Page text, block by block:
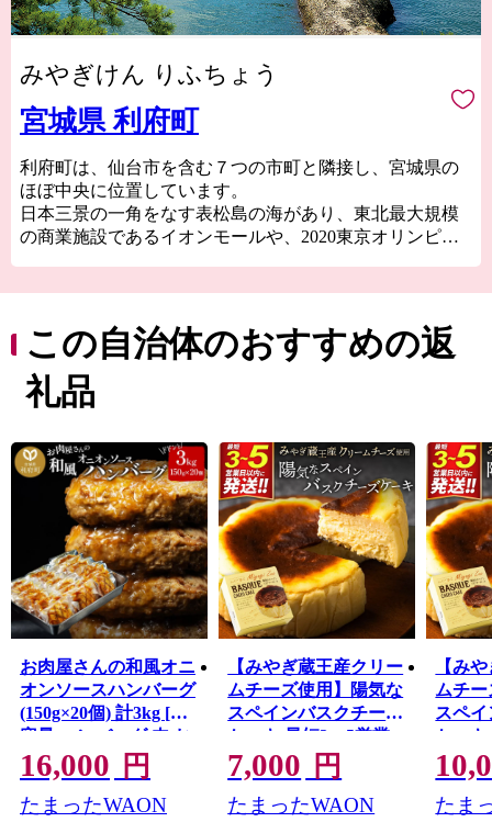
みやぎけん りふちょう
宮城県 利府町
利府町は、仙台市を含む７つの市町と隣接し、宮城県の
ほぼ中央に位置しています。
日本三景の一角をなす表松島の海があり、東北最大規模
の商業施設であるイオンモールや、2020東京オリンピッ
ジアムとなる楽天イーグルス利府球場（中央公園野球
場）などがあり、自然・文化・産業が調和した町です。
この自治体のおすすめの返
礼品
お肉屋さんの和風オニ
オンソースハンバーグ
(150g×20個) 計3kg [大
容量 ハンバーグ 肉 お
かず 惣菜 個包装 簡単
湯せん 洋食 湯煎 個別
包装 小分 お弁当 便利
16,000 円
たまったWAON
【みやぎ蔵王産クリー
ムチーズ使用】陽気な
スペインバスクチーズ
ケーキ 最短3〜5営業
日以内発送 [パティシ
エ ムー モル モル
patissier mou mol molle
7,000 円
たまったWAON
【み
ムチ
スペ
ケー
3〜5
[パテ
モル
たま